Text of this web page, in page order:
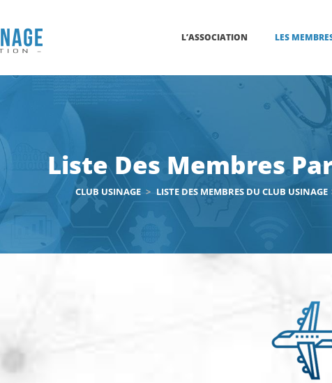
L’ASSOCIATION LES
Liste Des Membres
CLUB USINAGE > LISTE DES MEMBRES DU CLUB USINAGE